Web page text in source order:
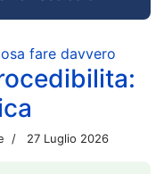
fare davvero
27 Luglio 2026